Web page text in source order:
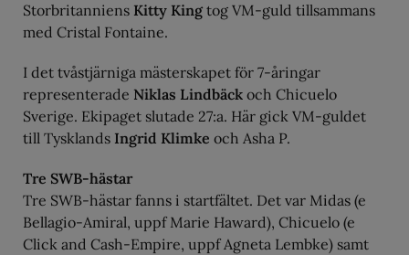
Storbritanniens Kitty Kingtog VM-guld tillsammans
med Cristal Fontaine.
I det tvåstjärniga mästerskapet för 7-åringar
representerade Niklas Lindbäck och Chicuelo
Sverige. Ekipaget slutade 27:a. Här gick VM-guldet
till Tysklands Ingrid Klimke och Asha P.
Tre SWB-hästar
Tre SWB-hästar fanns i startfältet. Det var Midas (e
Bellagio-Amiral, uppf Marie Haward), Chicuelo (e
Click and Cash-Empire, uppf Agneta Lembke) samt